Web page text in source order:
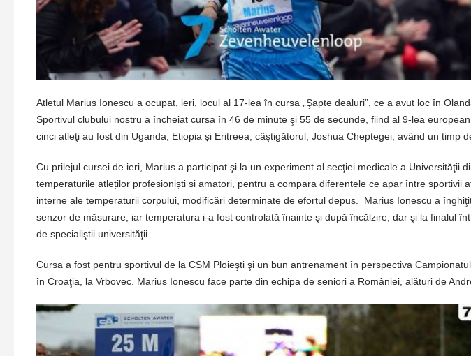
Atletul Marius Ionescu a ocupat, ieri, locul al 17-lea în cursa „Şapte dealuri”, ce a avut loc în
Sportivul clubului nostru a încheiat cursa în 46 de minute şi 55 de secunde, fiind al 9-lea
cinci atleţi au fost din Uganda, Etiopia şi Eritreea, câştigătorul, Joshua Cheptegei, având un timp
Cu prilejul cursei de ieri, Marius a participat şi la un experiment al secţiei medicale a Universităţii
temperaturile atleților profesioniști și amatori, pentru a compara diferențele ce apar între sportivii
interne ale temperaturii corpului, modificări determinate de efortul depus. Marius Ionescu a
senzor de măsurare, iar temperatura i-a fost controlată înainte şi după încălzire, dar şi la finalul
de specialiştii universităţii.
Cursa a fost pentru sportivul de la CSM Ploieşti şi un bun antrenament în perspectiva
în Croaţia, la Vrbovec. Marius Ionescu face parte din echipa de seniori a României, alături de